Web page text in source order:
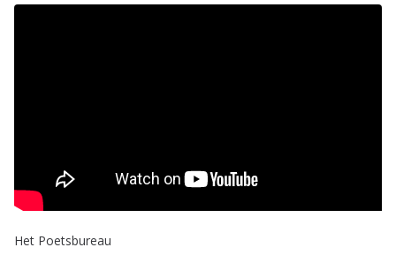
Het Poetsbureau